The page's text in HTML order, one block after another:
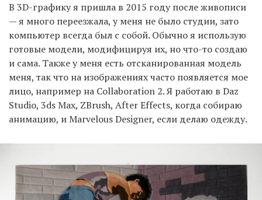
В 3D-графику я пришла в 2015 году после живописи
— я много переезжала, у меня не было студии, зато
компьютер всегда был с собой. Обычно я использую
готовые модели, модифицируя их, но что-то создаю
и сама. Также у меня есть отсканированная модель
меня, так что на изображениях часто появляется мое
лицо, например на Collaboration 2. Я работаю в Daz
Studio, 3ds Max, ZBrush, After Effects, когда собираю
анимацию, и Marvelous Designer, если делаю одежду.